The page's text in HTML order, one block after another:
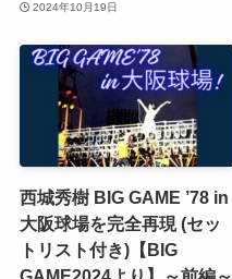
2024年10月19日
西城秀樹 BIG GAME ’78 in
大阪球場を完全再現 (セッ
トリスト付き)【BIG